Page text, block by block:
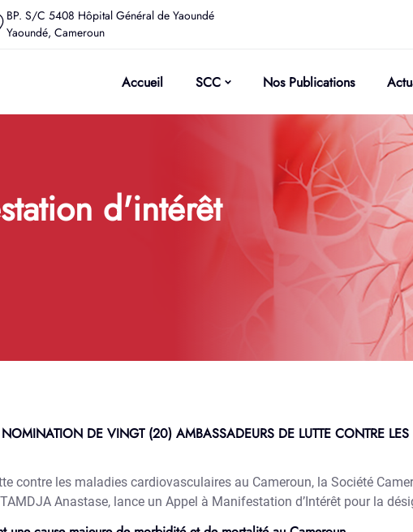
BP. S/C 5408 Hôpital Général de Yaoundé
Yaoundé, Cameroun
Accueil SCC Nos Publications
d'intérêt
DE VINGT (20) AMBASSADEURS DE LUTTE CONTRE
contre les maladies cardiovasculaires au Cameroun, la Société
Anastase, lance un Appel à Manifestation d’Intérêt pour la